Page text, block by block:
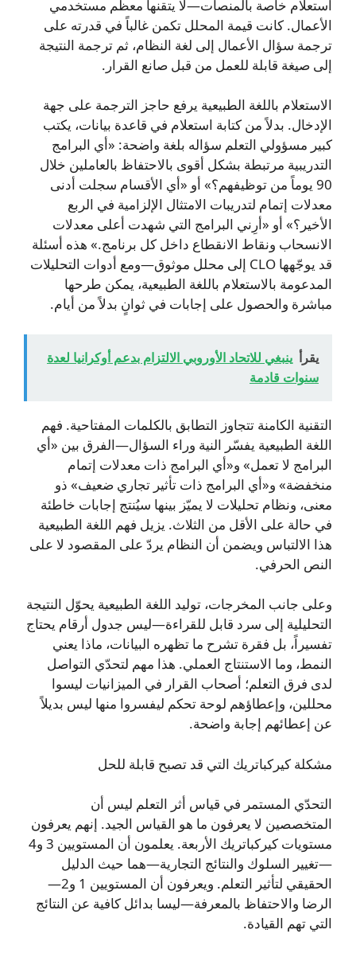
استعلام خاصة بالمنصات—لا يتقنها معظم مستخدمي
الأعمال. كانت قيمة المحلل تكمن غالباً في قدرته على
ترجمة سؤال الأعمال إلى لغة النظام، ثم ترجمة النتيجة
إلى صيغة قابلة للعمل من قبل صانع القرار.
الاستعلام باللغة الطبيعية يرفع حاجز الترجمة على جهة
الإدخال. بدلاً من كتابة استعلام في قاعدة بيانات، يكتب
كبير مسؤولي التعلم سؤاله بلغة واضحة: «أي البرامج
التدريبية مرتبطة بشكل أقوى بالاحتفاظ بالعاملين خلال
90 يوماً من توظيفهم؟» أو «أي الأقسام سجلت أدنى
معدلات إتمام لتدريبات الامتثال الإلزامية في الربع
الأخير؟» أو «أرِني البرامج التي شهدت أعلى معدلات
الانسحاب ونقاط الانقطاع داخل كل برنامج.» هذه أسئلة
قد يوجّهها CLO إلى محلل موثوق—ومع أدوات التحليلات
المدعومة بالاستعلام باللغة الطبيعية، يمكن طرحها
مباشرة والحصول على إجابات في ثوانٍ بدلاً من أيام.
يقرأ ينبغي للاتحاد الأوروبي الالتزام بدعم أوكرانيا لعدة
سنوات قادمة
التقنية الكامنة تتجاوز التطابق بالكلمات المفتاحية. فهم
اللغة الطبيعية يفسّر النية وراء السؤال—الفرق بين «أي
البرامج لا تعمل» و«أي البرامج ذات معدلات إتمام
منخفضة» و«أي البرامج ذات تأثير تجاري ضعيف» ذو
معنى، ونظام تحليلات لا يميّز بينها سيُنتج إجابات خاطئة
في حالة على الأقل من الثلاث. يزيل فهم اللغة الطبيعية
هذا الالتباس ويضمن أن النظام يردّ على المقصود لا على
النص الحرفي.
وعلى جانب المخرجات، توليد اللغة الطبيعية يحوّل النتيجة
التحليلية إلى سرد قابل للقراءة—ليس جدول أرقام يحتاج
تفسيراً، بل فقرة تشرح ما تظهره البيانات، ماذا يعني
النمط، وما الاستنتاج العملي. هذا مهم لتحدّي التواصل
لدى فرق التعلم؛ أصحاب القرار في الميزانيات ليسوا
محللين، وإعطاؤهم لوحة تحكم ليفسروا منها ليس بديلاً
عن إعطائهم إجابة واضحة.
مشكلة كيركباتريك التي قد تصبح قابلة للحل
التحدّي المستمر في قياس أثر التعلم ليس أن
المتخصصين لا يعرفون ما هو القياس الجيد. إنهم يعرفون
مستويات كيركباتريك الأربعة. يعلمون أن المستويين 3 و4
—تغيير السلوك والنتائج التجارية—هما حيث الدليل
الحقيقي لتأثير التعلم. ويعرفون أن المستويين 1 و2—
الرضا والاحتفاظ بالمعرفة—ليسا بدائل كافية عن النتائج
التي تهم القيادة.